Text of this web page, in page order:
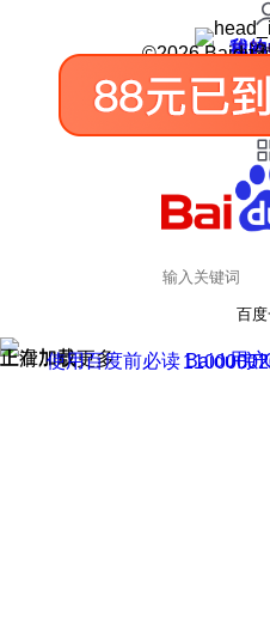
我
我
皮
用
©2026 Baidu
百
正在加载
上滑加载更多 用
使用百度前必读 Baidu 京
京公网安备